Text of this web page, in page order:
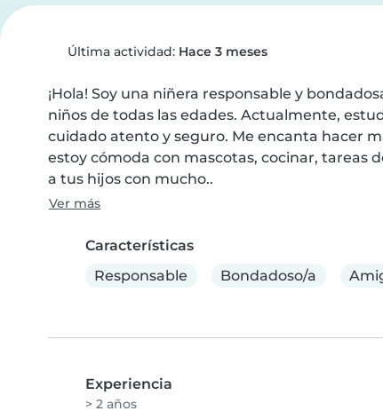
Última actividad: Hace 3 meses
¡Hola! Soy una niñera responsable y
niños de todas las edades. Actualmente,
cuidado atento y seguro. Me encanta hacer
estoy cómoda con mascotas, cocinar, tareas
a tus hijos con mucho..
Ver más
Características
Responsable
Bondadoso/a
Experiencia
> 2 años